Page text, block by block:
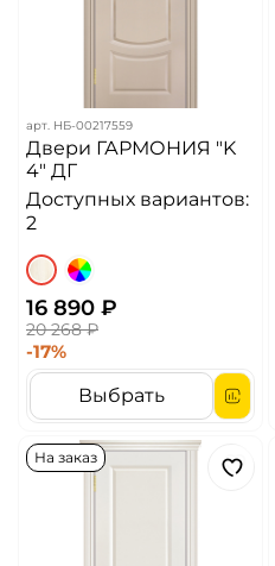
арт. НБ-00217559
Двери ГАРМОНИЯ "K
4" ДГ
Доступных вариантов:
2
16 890 ₽
20 268 ₽
-17%
Выбрать
На заказ